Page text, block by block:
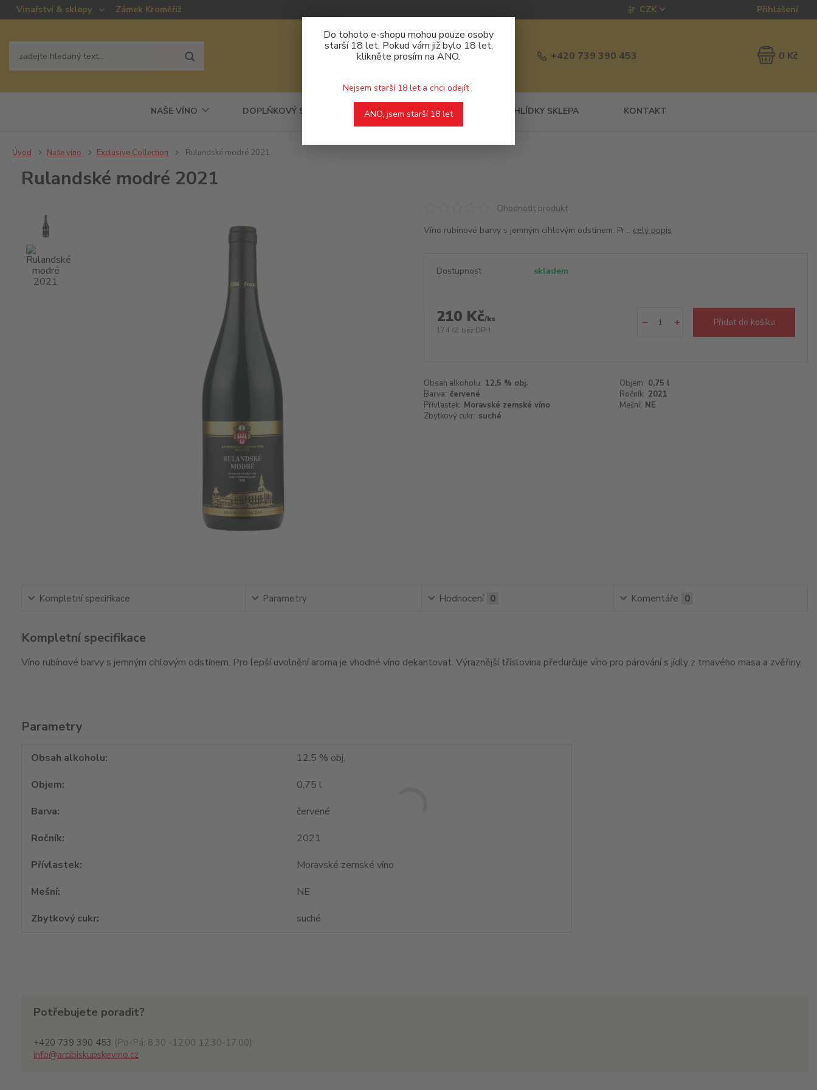
Do tohoto e-shopu mohou pouze osoby
starší 18 let. Pokud vám již bylo 18 let,
klikněte prosím na ANO.
Nejsem starší 18 let a chci odejít
ANO, jsem starší 18 let
Vinařství & sklepy Zámek Kroměříž CZK Přihlášení
+420 739 390 453 0 Kč
NAŠE VÍNO DOPLŇKOVÝ SORTIMENT DEGUSTACE PROHLÍDKY SKLEPA KONTAKT
Úvod Naše víno Exclusive Collection Rulandské modré 2021
Rulandské modré 2021
Ohodnotit produkt
Víno rubínové barvy s jemným cihlovým odstínem. Pr... celý popis
Dostupnost skladem
210 Kč/ks
174 Kč bez DPH
Přidat do košíku
Obsah alkoholu: 12,5 % obj. Objem: 0,75 l
Barva: červené Ročník: 2021
Přívlastek: Moravské zemské víno Mešní: NE
Zbytkový cukr: suché
Kompletní specifikace Parametry Hodnocení 0 Komentáře 0
Kompletní specifikace
Víno rubínové barvy s jemným cihlovým odstínem. Pro lepší uvolnění aroma je vhodné víno dekantovat. Výraznější tříslovina předurčuje víno pro párování s jídly z tmavého masa a zvěřiny.
Parametry
Obsah alkoholu
12,5 % obj.
Objem
0,75 l
Barva
červené
Ročník
2021
Přívlastek
Moravské zemské víno
Mešní
NE
Zbytkový cukr
suché
Potřebujete poradit?
+420 739 390 453 (Po-Pá, 8:30 -12:00 12:30-17:00)
info@arcibiskupskevino.cz